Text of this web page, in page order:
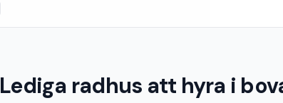
Lediga radhus att hyra i